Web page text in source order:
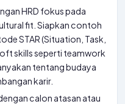
HRD fokus pada
fit. Siapkan contoh
STAR (Situation, Task,
skills seperti teamwork
tentang budaya
karir.
calon atasan atau